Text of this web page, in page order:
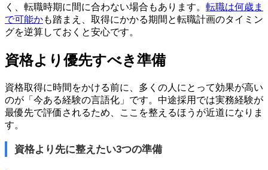
く、転職時期に間に合わない場合もあります。 転職は何歳ま
で可能かも踏まえ、取得にかかる期間と転職計画のタイミン
グを逆算しておくと安心です。
資格より優先すべき準備
資格取得に時間をかける前に、多くの人にとって効果が高い
のが「今ある経験の言語化」です。中途採用では実務経験が
最優先で評価されるため、ここを整えるほうが近道になりま
す。
資格より先に整えたい3つの準備